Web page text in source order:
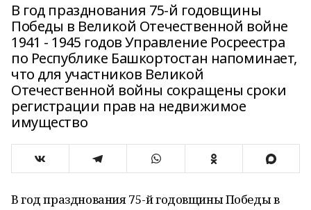
В год празднования 75-й годовщины
Победы в Великой Отечественной войне
1941 - 1945 годов Управление Росреестра
по Республике Башкортостан напоминает,
что для участников Великой
Отечественной войны сокращены сроки
регистрации прав на недвижимое
имущество
В год празднования 75-й годовщины Победы в